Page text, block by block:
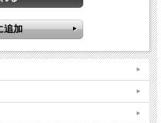
スした「ディアラパーフェクト」
ました。もちろん、着色料や添加
で、しつけやトレーニングのご褒
門業者です。新鮮な食材を、馬肉